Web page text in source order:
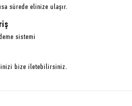
sürede elinize ulaşır.
sistemi
bize iletebilirsiniz.